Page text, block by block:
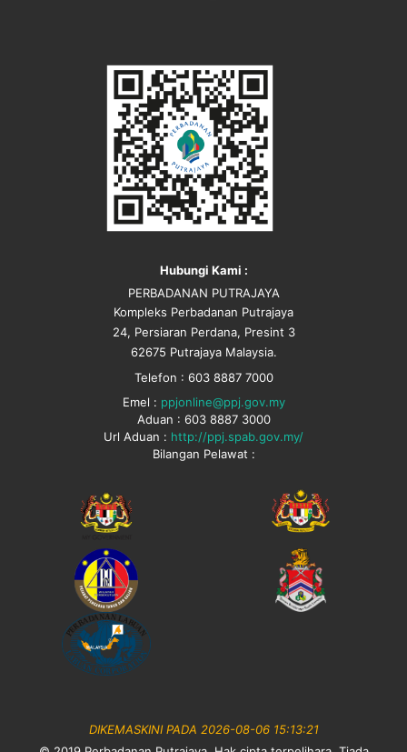
Hubungi Kami :
PERBADANAN PUTRAJAYA
Kompleks Perbadanan Putrajaya
24, Persiaran Perdana, Presint 3
62675 Putrajaya Malaysia.
Telefon : 603 8887 7000
Emel : ppjonline@ppj.gov.my
Aduan : 603 8887 3000
Url Aduan : http://ppj.spab.gov.my/
Bilangan Pelawat :
DIKEMASKINI PADA 2026-08-06 15:13:21